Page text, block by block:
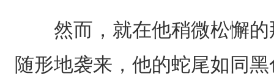
然而，就在他稍微松懈的
随形地袭来，他的蛇尾如同